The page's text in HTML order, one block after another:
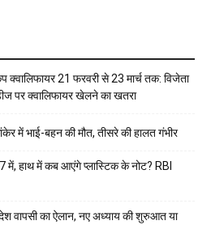
21 फरवरी से 23 मार्च तक: विजेता
पर क्वालिफायर खेलने का खतरा
में भाई-बहन की मौत, तीसरे की हालत गंभीर
में, हाथ में कब आएंगे प्लास्टिक के नोट? RBI
वापसी का ऐलान, नए अध्याय की शुरुआत या